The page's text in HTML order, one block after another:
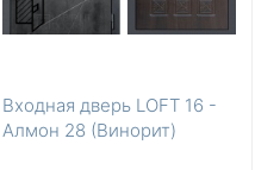
Входная дверь LOFT 16 -
Алмон 28 (Винорит)